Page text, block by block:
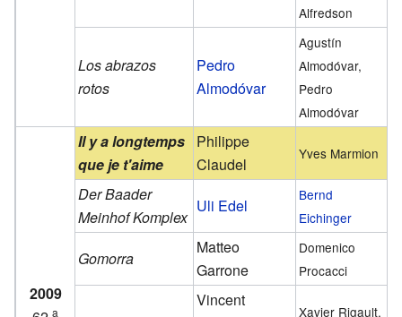
Alfredson
Los abrazos
rotos
Pedro
Almodóvar
Agustín
Almodóvar,
Pedro
Almodóvar
2009
a
Il y a longtemps
que je t'aime
Philippe
Claudel
Yves Marmion
Der Baader
Meinhof Komplex
Uli Edel
Bernd
Eichinger
Gomorra
Matteo
Garrone
Domenico
Procacci
Vincent
Xavier Rigault,